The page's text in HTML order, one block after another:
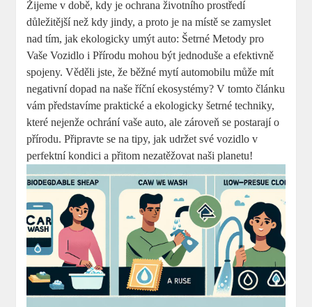
Žijeme v době, kdy je ochrana životního prostředí
důležitější než kdy jindy, a proto je na místě se zamyslet
nad tím, jak ekologicky umýt auto: Šetrné Metody pro
Vaše Vozidlo i Přírodu mohou být jednoduše a efektivně
spojeny. Věděli jste, že běžné mytí automobilu může mít
negativní dopad na naše říční ekosystémy? V tomto článku
vám představíme praktické a ekologicky šetrné techniky,
které nejenže ochrání vaše auto, ale zároveň se postarají o
přírodu. Připravte se na tipy, jak udržet své vozidlo v
perfektní kondici a přitom nezatěžovat naši planetu!